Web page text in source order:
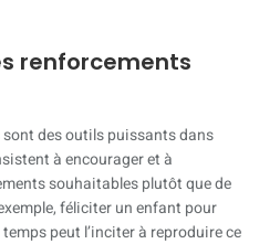
renforcements
des outils puissants dans
à encourager et à
souhaitables plutôt que de
féliciter un enfant pour
peut l’inciter à reproduire ce